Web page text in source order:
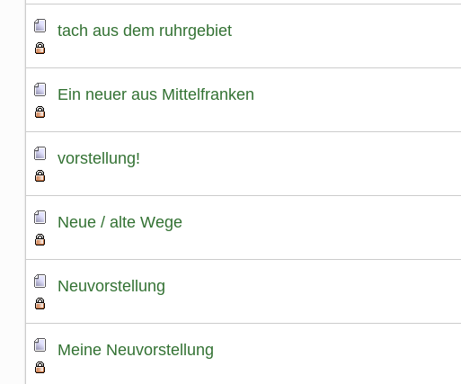
tach aus dem ruhrgebiet
Ein neuer aus Mittelfranken
vorstellung!
Neue / alte Wege
Neuvorstellung
Meine Neuvorstellung